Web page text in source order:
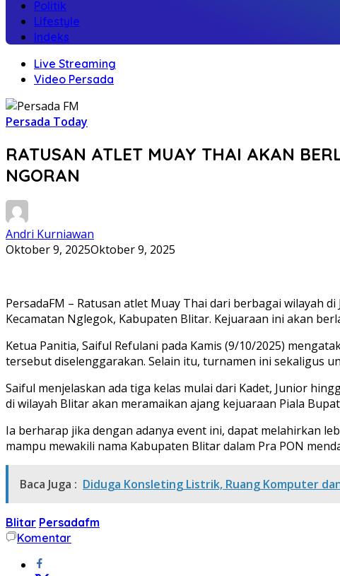
Politik
Lifestyle
Indeks
Live Streaming
Video Persada
Persada Today
RATUSAN ATLET MUAY THAI AKAN
NGORAN
Andri Kurniawan
Oktober 9, 2025Oktober 9, 2025
PersadaFM – Ratusan atlet Muay Thai dari berbagai wilayah
Kecamatan Nglegok, Kabupaten Blitar. Kejuaraan ini akan
Ketua Panitia, Saiful Refulani pada Kamis (9/10/2025)
tersebut diselenggarakan. Selain itu, turnamen ini sekaligus
Saiful menjelaskan ada tiga kelas mulai dari Kadet, Junior
di wilayah Blitar akan meramaikan ajang kejuaraan Piala
Ia berharap jika dengan adanya event ini, dapat melahirkan
mampu mewakili nama Kabupaten Blitar dalam Pra PON
Baca Juga : Diduga Konsleting Listrik, Ruang Komputer
Blitar Persadafm
Komentar